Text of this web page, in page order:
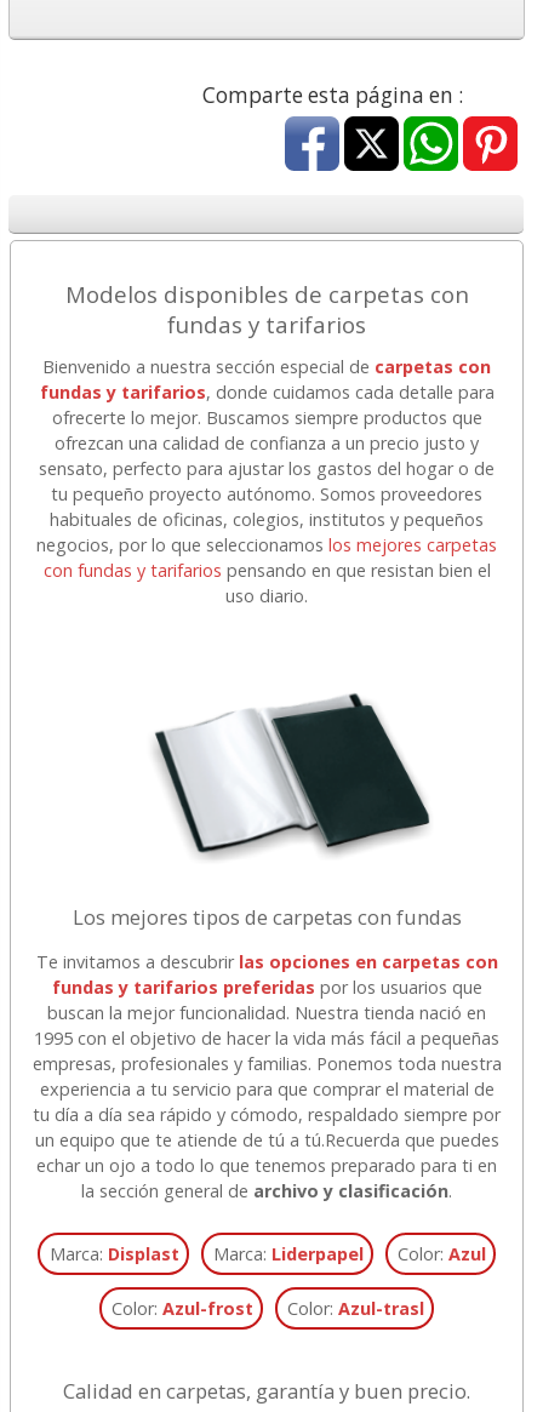
Comparte esta página en :
Modelos disponibles de carpetas con
fundas y tarifarios
Bienvenido a nuestra sección especial de carpetas con
fundas y tarifarios, donde cuidamos cada detalle para
ofrecerte lo mejor. Buscamos siempre productos que
ofrezcan una calidad de confianza a un precio justo y
sensato, perfecto para ajustar los gastos del hogar o de
tu pequeño proyecto autónomo. Somos proveedores
habituales de oficinas, colegios, institutos y pequeños
negocios, por lo que seleccionamoslos mejores carpetas
con fundas y tarifarios pensando en que resistan bien el
uso diario.
Los mejores tipos de carpetas con fundas
Te invitamos a descubrir las opciones en carpetas con
fundas y tarifarios preferidas por los usuarios que
buscan la mejor funcionalidad. Nuestra tienda nació en
1995 con el objetivo de hacer la vida más fácil a pequeñas
empresas, profesionales y familias. Ponemos toda nuestra
experiencia a tu servicio para que comprar el material de
tu día a día sea rápido y cómodo, respaldado siempre por
un equipo que te atiende de tú a tú.Recuerda que puedes
echar un ojo a todo lo que tenemos preparado para ti en
la sección general de archivo y clasificación.
Marca: Displast Marca: Liderpapel Color:Azul
Color:Azul-frost Color:Azul-trasl
Calidad en carpetas, garantía y buen precio.